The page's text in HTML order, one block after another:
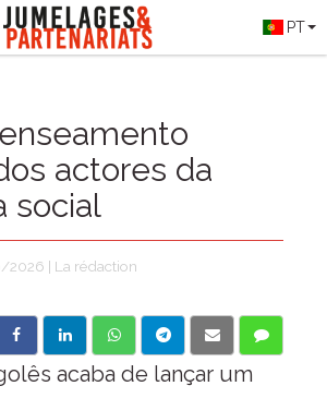
PT
actores da
social
| La rédaction
acaba de lançar um